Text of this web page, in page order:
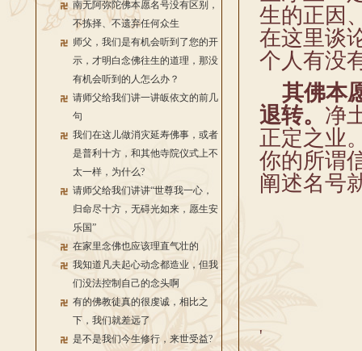
南无阿弥陀佛本愿名号没有区别，
不拣择、不遗弃任何众生
师父，我们是有机会听到了您的开
示，才明白念佛往生的道理，那没
有机会听到的人怎么办？
请师父给我们讲一讲皈依文的前几
句
我们在这儿做消灾延寿佛事，或者
是普利十方，和其他寺院仪式上不
太一样，为什么?
请师父给我们讲讲“世尊我一心，
归命尽十方，无碍光如来，愿生安
乐国”
在家里念佛也应该理直气壮的
我知道凡夫起心动念都造业，但我
们没法控制自己的念头啊
有的佛教徒真的很虔诚，相比之
下，我们就差远了
是不是我们今生修行，来世受益?
生的正因
在这里谈
个人有没
其佛本
退转。 净
正定之业
你的所谓
阐述名号
'